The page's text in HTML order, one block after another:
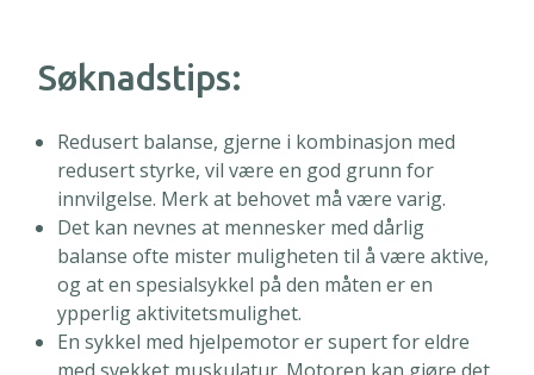
Søknadstips:
Redusert balanse, gjerne i kombinasjon med
redusert styrke, vil være en god grunn for
innvilgelse. Merk at behovet må være varig.
Det kan nevnes at mennesker med dårlig
balanse ofte mister muligheten til å være aktive,
og at en spesialsykkel på den måten er en
ypperlig aktivitetsmulighet.
En sykkel med hjelpemotor er supert for eldre